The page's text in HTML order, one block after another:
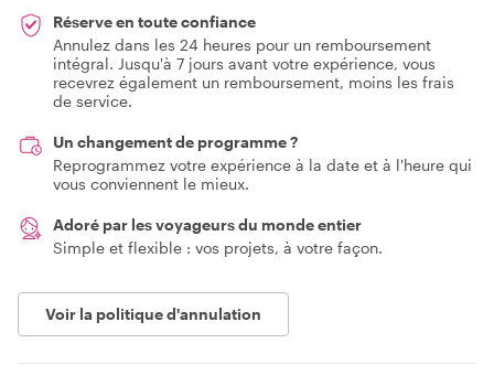
Réserve en toute confiance
Annulez dans les 24 heures pour un remboursement
intégral. Jusqu'à 7 jours avant votre expérience, vous
recevrez également un remboursement, moins les frais
de service.
Un changement de programme ?
Reprogrammez votre expérience à la date et à l'heure qui
vous conviennent le mieux.
Adoré par les voyageurs du monde entier
Simple et flexible : vos projets, à votre façon.
Voir la politique d'annulation